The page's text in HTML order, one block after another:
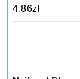
4.86zł